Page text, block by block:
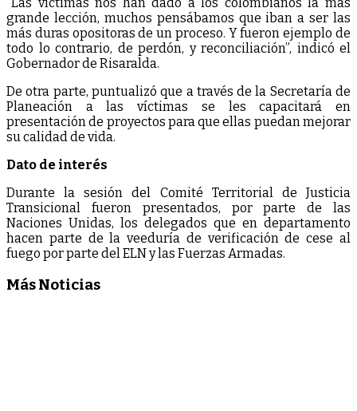
grande lección, muchos pensábamos que iban a ser las
más duras opositoras de un proceso. Y fueron ejemplo de
todo lo contrario, de perdón, y reconciliación”, indicó el
Gobernador de Risaralda.
De otra parte, puntualizó que a través de la Secretaría de
Planeación a las víctimas se les capacitará en
presentación de proyectos para que ellas puedan mejorar
su calidad de vida.
Dato de interés
Durante la sesión del Comité Territorial de Justicia
Transicional fueron presentados, por parte de las
Naciones Unidas, los delegados que en departamento
hacen parte de la veeduría de verificación de cese al
fuego por parte del ELN y las Fuerzas Armadas.
Más Noticias